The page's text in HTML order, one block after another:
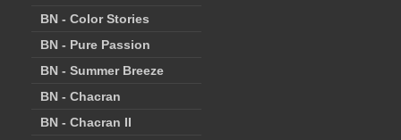
BN - Color Stories
BN - Pure Passion
BN - Summer Breeze
BN - Chacran
BN - Chacran II